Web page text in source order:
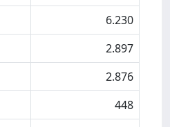
6.230
2.897
2.876
448